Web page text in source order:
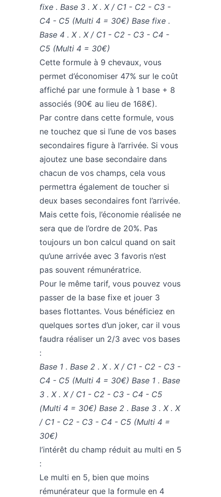
fixe . Base 3 . X . X / C1 - C2 - C3 -
C4 - C5 (Multi 4 = 30€) Base fixe .
Base 4 . X . X / C1 - C2 - C3 - C4 -
C5 (Multi 4 = 30€)
Cette formule à 9 chevaux, vous
permet d’économiser 47% sur le coût
affiché par une formule à 1 base + 8
associés (90€ au lieu de 168€).
Par contre dans cette formule, vous
ne touchez que si l’une de vos bases
secondaires figure à l’arrivée. Si vous
ajoutez une base secondaire dans
chacun de vos champs, cela vous
permettra également de toucher si
deux bases secondaires font l’arrivée.
Mais cette fois, l’économie réalisée ne
sera que de l’ordre de 20%. Pas
toujours un bon calcul quand on sait
qu’une arrivée avec 3 favoris n’est
pas souvent rémunératrice.
Pour le même tarif, vous pouvez vous
passer de la base fixe et jouer 3
bases flottantes. Vous bénéficiez en
quelques sortes d’un joker, car il vous
faudra réaliser un 2/3 avec vos bases
:
Base 1 . Base 2 . X . X / C1 - C2 - C3 -
C4 - C5 (Multi 4 = 30€) Base 1 . Base
3 . X . X / C1 - C2 - C3 - C4 - C5
(Multi 4 = 30€) Base 2 . Base 3 . X . X
/ C1 - C2 - C3 - C4 - C5 (Multi 4 =
30€)
l’intérêt du champ réduit au multi en 5
:
Le multi en 5, bien que moins
rémunérateur que la formule en 4